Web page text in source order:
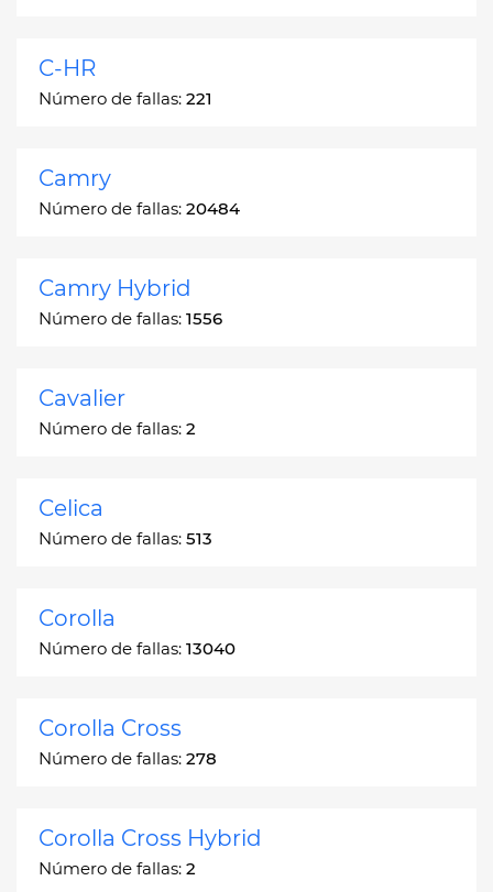
C-HR
Número de fallas: 221
Camry
Número de fallas: 20484
Camry Hybrid
Número de fallas: 1556
Cavalier
Número de fallas: 2
Celica
Número de fallas: 513
Corolla
Número de fallas: 13040
Corolla Cross
Número de fallas: 278
Corolla Cross Hybrid
Número de fallas: 2